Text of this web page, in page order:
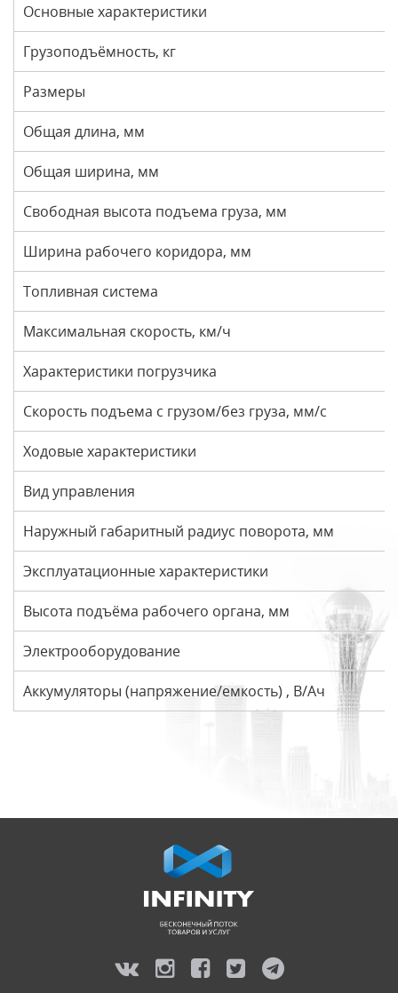
Основные характеристики
Грузоподъёмность, кг
Размеры
Общая длина, мм
Общая ширина, мм
Свободная высота подъема груза, мм
Ширина рабочего коридора, мм
Топливная система
Максимальная скорость, км/ч
Характеристики погрузчика
Скорость подъема с грузом/без груза, мм/с
Ходовые характеристики
Вид управления
Наружный габаритный радиус поворота, мм
Эксплуатационные характеристики
Высота подъёма рабочего органа, мм
Электрооборудование
Аккумуляторы (напряжение/емкость) , В/Ач